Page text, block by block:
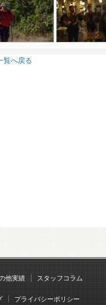
覧へ戻る
他実績 スタッフコラム
プライバシーポリシー